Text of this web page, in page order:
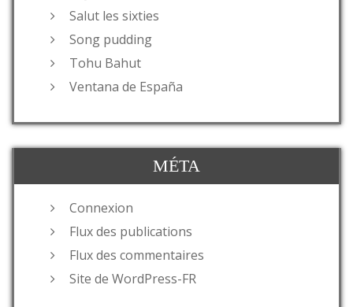
Salut les sixties
Song pudding
Tohu Bahut
Ventana de España
MÉTA
Connexion
Flux des publications
Flux des commentaires
Site de WordPress-FR